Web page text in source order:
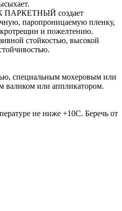
ПАРКЕТНЫЙ создает
паропроницаемую пленку,
и пожелтению.
стойкостью, высокой
специальным мохеровым или
валиком или аппликатором.
не ниже +10С. Беречь от